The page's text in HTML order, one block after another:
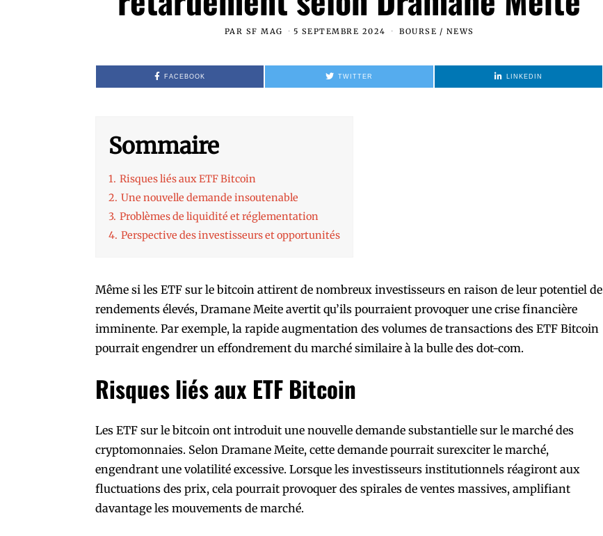
PAR SF MAG 5 SEPTEMBRE 2024 BOURSE / NEWS
FACEBOOK TWITTER LINKEDIN
Sommaire
1. Risques liés aux ETF Bitcoin
2. Une nouvelle demande insoutenable
3. Problèmes de liquidité et réglementation
4. Perspective des investisseurs et opportunités
Même si les ETF sur le bitcoin attirent de nombreux investisseurs en raison de leur potentiel de
rendements élevés, Dramane Meite avertit qu’ils pourraient provoquer une crise financière
imminente. Par exemple, la rapide augmentation des volumes de transactions des ETF Bitcoin
pourrait engendrer un effondrement du marché similaire à la bulle des dot-com.
Risques liés aux ETF Bitcoin
Les ETF sur le bitcoin ont introduit une nouvelle demande substantielle sur le marché des
cryptomonnaies. Selon Dramane Meite, cette demande pourrait surexciter le marché,
engendrant une volatilité excessive. Lorsque les investisseurs institutionnels réagiront aux
fluctuations des prix, cela pourrait provoquer des spirales de ventes massives, amplifiant
davantage les mouvements de marché.